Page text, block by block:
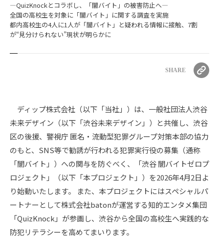
―QuizKnockとコラボし、「闇バイト」の被害防止へ―
全国の高校生を対象に「闇バイト」に関する調査を実施
都内高校生の4人に1人が「闇バイト」と疑われる情報に接触、7割
が“見分けられない”現状が明らかに
SHARE
ディップ株式会社（以下「当社」）は、一般社団法人渋谷
未来デザイン（以下「渋谷未来デザイン」）と共催し、渋谷
区の後援、警視庁 匿名・流動型犯罪グループ対策本部の協力
のもと、SNS等で勧誘が行われる犯罪実行役の募集（通称
「闇バイト」）への関与を防ぐべく、「渋谷 闇バイトゼロプ
ロジェクト」（以下「本プロジェクト」）を2026年4月2日よ
り始動いたします。 また、本プロジェクトにはスペシャルパ
ートナーとして株式会社batonが運営する知的エンタメ集団
「QuizKnock」が参画し、渋谷から全国の高校生へ実践的な
防犯リテラシーを高めてまいります。